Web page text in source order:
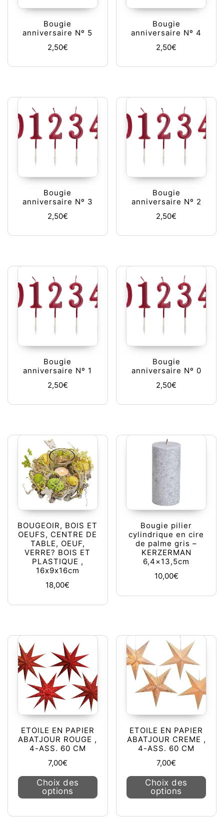
Bougie
anniversaire Nº 5
2,50€
Bougie
anniversaire Nº 4
2,50€
Bougie
anniversaire Nº 3
2,50€
Bougie
anniversaire Nº 2
2,50€
Bougie
anniversaire Nº 1
2,50€
Bougie
anniversaire Nº 0
2,50€
BOUGEOIR, BOIS ET
OEUFS, CENTRE DE
TABLE, OEUF,
VERRE? BOIS ET
PLASTIQUE ,
16x9x16cm
18,00€
Bougie pilier
cylindrique en cire
de palme gris –
KERZERMAN
6,4×13,5cm
10,00€
ETOILE EN PAPIER
ABATJOUR ROUGE ,
4-ASS. 60 CM
7,00€
Choix des
options
Ce produit a plusieurs variations.
ETOILE EN PAPIER
ABATJOUR CREME ,
4-ASS. 60 CM
7,00€
Choix des
options